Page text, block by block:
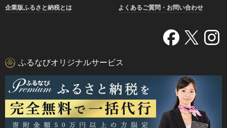
企業版ふるさと納税とは
よくあるご質問・お問い合わせ
ふるなびオリジナルサービス